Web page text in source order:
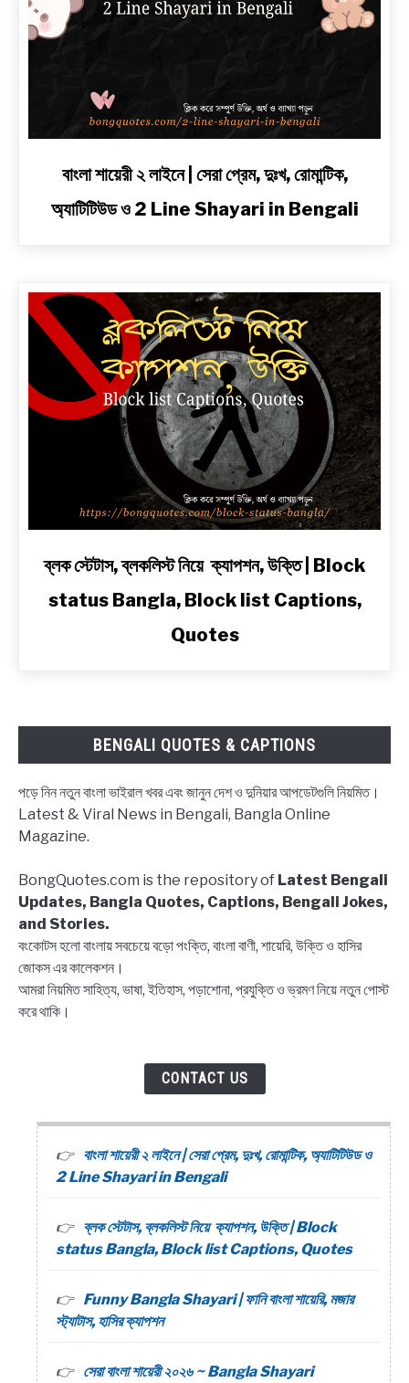
|
সেরা
প্রেম,
রোমান্টিক,
অ্যাটিটিউড
বাংলা শায়েরী ২ লাইনে | সেরা প্রেম, দুঃখ, রোমান্টিক,
অ্যাটিটিউড ও 2 Line Shayari in Bengali
link
Bangla,
Block
list
Quotes
ব্লক স্টেটাস, ব্লকলিস্ট নিয়ে ক্যাপশন, উক্তি | Block
status Bangla, Block list Captions,
Quotes
BENGALI QUOTES & CAPTIONS
পড়ে নিন নতুন বাংলা ভাইরাল খবর এবং জানুন দেশ ও দুনিয়ার আপডেটগুলি নিয়মিত।
Latest & Viral News in Bengali, Bangla Online
Magazine.
BongQuotes.com is the repository of Latest Bengali
Updates, Bangla Quotes, Captions, Bengali Jokes,
and Stories.
বংকোটস হলো বাংলায় সবচেয়ে বড়ো পংক্তি, বাংলা বাণী, শায়েরি, উক্তি ও হাসির
জোকস এর কালেকশন।
আমরা নিয়মিত সাহিত্য, ভাষা, ইতিহাস, পড়াশোনা, প্রযুক্তি ও ভ্রমণ নিয়ে নতুন পোস্ট
করে থাকি।
CONTACT US
বাংলা শায়েরী ২ লাইনে | সেরা প্রেম, দুঃখ, রোমান্টিক, অ্যাটিটিউড ও
2 Line Shayari in Bengali
ব্লক স্টেটাস, ব্লকলিস্ট নিয়ে ক্যাপশন, উক্তি | Block
status Bangla, Block list Captions, Quotes
Funny Bangla Shayari | ফানি বাংলা শায়েরি, মজার
স্ট্যাটাস, হাসির ক্যাপশন
সেরা বাংলা শায়েরী ২০২৬ ~ Bangla Shayari